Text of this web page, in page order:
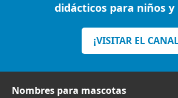
didácticos para niños y
¡VISITAR EL
Nombres para mascotas